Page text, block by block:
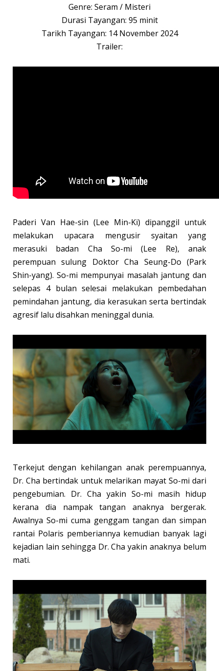
Genre: Seram / Misteri
Durasi Tayangan: 95 minit
Tarikh Tayangan: 14 November 2024
Trailer:
Paderi Van Hae-sin (Lee Min-Ki) dipanggil untuk
melakukan upacara mengusir syaitan yang
merasuki badan Cha So-mi (Lee Re), anak
perempuan sulung Doktor Cha Seung-Do (Park
Shin-yang). So-mi mempunyai masalah jantung dan
selepas 4 bulan selesai melakukan pembedahan
pemindahan jantung, dia kerasukan serta bertindak
agresif lalu disahkan meninggal dunia.
Terkejut dengan kehilangan anak perempuannya,
Dr. Cha bertindak untuk melarikan mayat So-mi dari
pengebumian. Dr. Cha yakin So-mi masih hidup
kerana dia nampak tangan anaknya bergerak.
Awalnya So-mi cuma genggam tangan dan simpan
rantai Polaris pemberiannya kemudian banyak lagi
kejadian lain sehingga Dr. Cha yakin anaknya belum
mati.